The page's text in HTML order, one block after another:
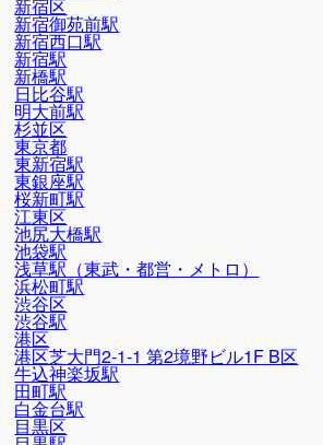
新宿区
新宿御苑前駅
新宿西口駅
新宿駅
新橋駅
日比谷駅
明大前駅
杉並区
東京都
東新宿駅
東銀座駅
桜新町駅
江東区
池尻大橋駅
池袋駅
浅草駅（東武・都営・メトロ）
浜松町駅
渋谷区
渋谷駅
港区
港区芝大門2-1-1 第2境野ビル1F B区
牛込神楽坂駅
田町駅
白金台駅
目黒区